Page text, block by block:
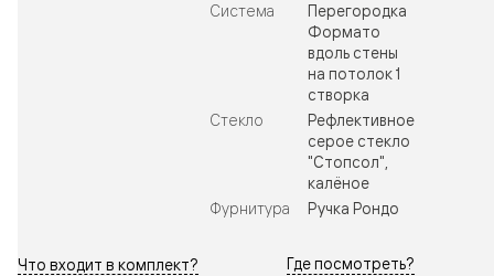
Система
Перегородка
Формато
вдоль стены
на потолок 1
створка
Стекло
Рефлективное
серое стекло
"Стопсол",
калёное
Фурнитура
Ручка Рондо
Что входит в комплект? Где посмотреть?